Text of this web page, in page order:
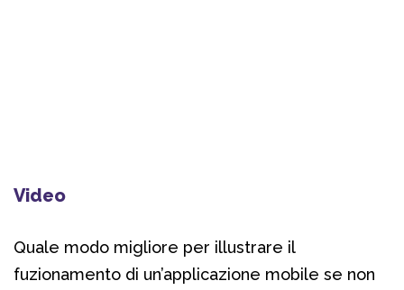
Video
Quale modo migliore per illustrare il
fuzionamento di un’applicazione mobile se non